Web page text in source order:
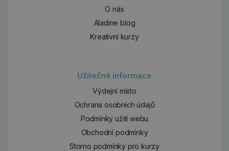
O nás
Aladine blog
Kreativní kurzy
Užitečné informace
Výdejní místo
Ochrana osobních údajů
Podmínky užití webu
Obchodní podmínky
Storno podmínky pro kurzy